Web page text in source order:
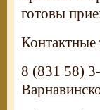
готовы
8 (831 58)